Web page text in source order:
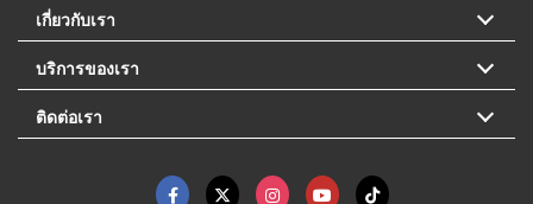
เกี่ยวกับเรา
บริการของเรา
ติดต่อเรา